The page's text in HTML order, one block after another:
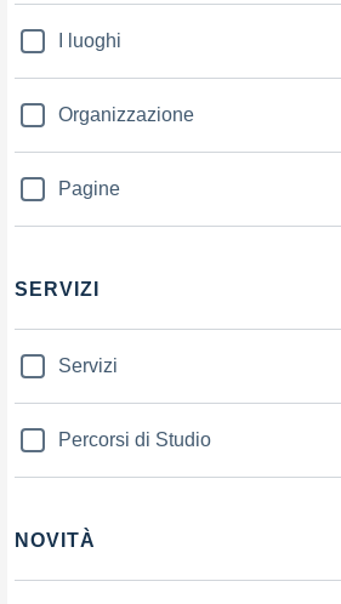
I luoghi
Organizzazione
Pagine
SERVIZI
Servizi
Percorsi di Studio
NOVITÀ